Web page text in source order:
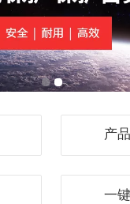
产
一